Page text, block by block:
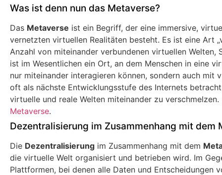
Was ist denn nun das Metaverse?
Das Metaverse ist ein Begriff, der eine immersive,
vernetzten virtuellen Realitäten besteht. Es ist eine Art
Anzahl von miteinander verbundenen virtuellen
ist im Wesentlichen ein Ort, an dem Menschen in eine
nur miteinander interagieren können, sondern auch mit
oft als nächste Entwicklungsstufe des Internets
virtuelle und reale Welten miteinander zu
Metaverse.
Dezentralisierung im Zusammenhang mit dem
Die Dezentralisierung im Zusammenhang mit dem
die virtuelle Welt organisiert und betrieben wird. Im
Plattformen, bei denen alle Daten und